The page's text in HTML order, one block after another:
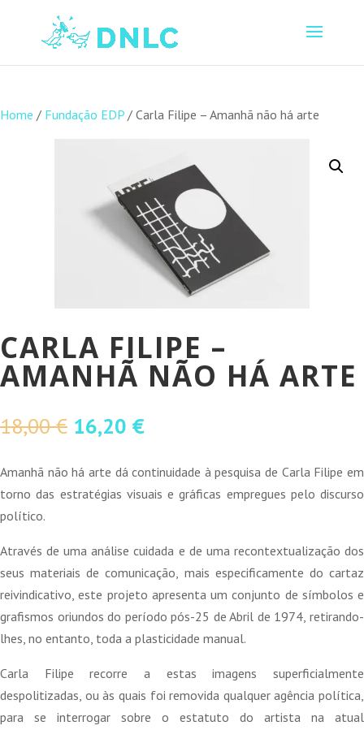
Home / Fundação EDP / Carla Filipe – Amanhã não há arte
CARLA FILIPE –
AMANHÃ NÃO HÁ ARTE
18,00€ O
original
era:
16,20 €O
atual
é:
Amanhã não há arte dá continuidade à pesquisa de Carla Filipe em
torno das estratégias visuais e gráficas empregues pelo discurso
político.
Através de uma análise cuidada e de uma recontextualização dos
seus materiais de comunicação, mais especificamente do cartaz
reivindicativo, este projeto apresenta um conjunto de símbolos e
grafismos oriundos do período pós-25 de Abril de 1974, retirando-
lhes, no entanto, toda a plasticidade manual.
Carla Filipe recorre a estas imagens superficialmente
despolitizadas, ou às quais foi removida qualquer agência política,
para se interrogar sobre o estatuto do artista na atual